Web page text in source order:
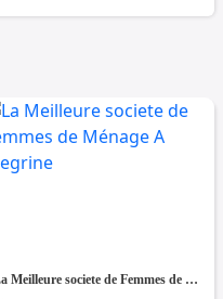
La Meilleure societe de Femmes de Ménage A Megrine